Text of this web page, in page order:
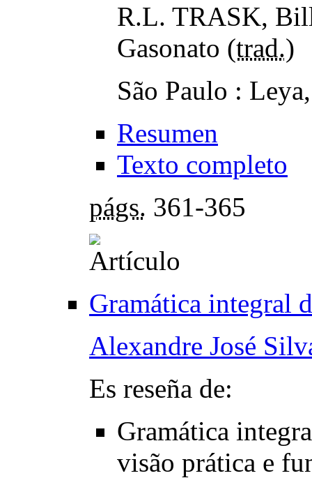
R.L. TRASK,
Gasonato (trad.)
São Paulo :
Resumen
Texto completo
págs. 361-365
Gramática integral
Alexandre José
Es reseña de:
Gramática
visão prática e